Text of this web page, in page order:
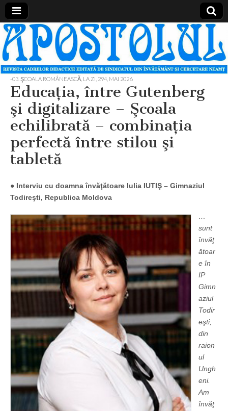
Apostolul
Revista
cadrelor
didactice
din
judetul
Neamt
-03. ŞCOALA ROMÂNEASCĂ, LA ZI 294, MAI 2026
Educaţia, între Gutenberg
şi digitalizare – Şcoala
echilibrată – combinaţia
perfectă între stilou şi
tabletă
● Interviu cu doamna învăţătoare Iulia IUTIŞ – Gimnaziul
Todireşti, Republica Moldova
…
sunt
învăţ
ătoar
e în
IP
Gimn
aziul
Todir
eşti,
din
raion
ul
Ungh
eni.
Am
învăţ